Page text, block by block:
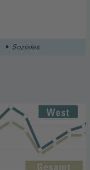
Soziales